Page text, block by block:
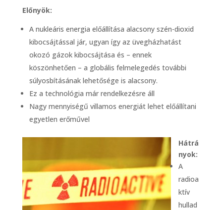
Előnyök:
A nukleáris energia előállítása alacsony szén-dioxid
kibocsájtással jár, ugyan így az üvegházhatást
okozó gázok kibocsájtása és – ennek
köszönhetően – a globális felmelegedés további
súlyosbításának lehetősége is alacsony.
Ez a technológia már rendelkezésre áll
Nagy mennyiségű villamos energiát lehet előállítani
egyetlen erőművel
Hátrá
nyok:
A
radioa
ktív
hullad